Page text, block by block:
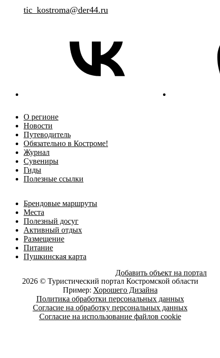
tic_kostroma@der44.ru
О регионе
Новости
Путеводитель
Обязательно в Костроме!
Журнал
Сувениры
Гиды
Полезные ссылки
Брендовые маршруты
Места
Полезный досуг
Активный отдых
Размещение
Питание
Пушкинская карта
Добавить объект на портал
2026 © Туристический портал Костромской области
Пример: Хорошего Дизайна
Политика обработки персональных данных
Согласие на обработку персональных данных
Согласие на использование файлов cookie